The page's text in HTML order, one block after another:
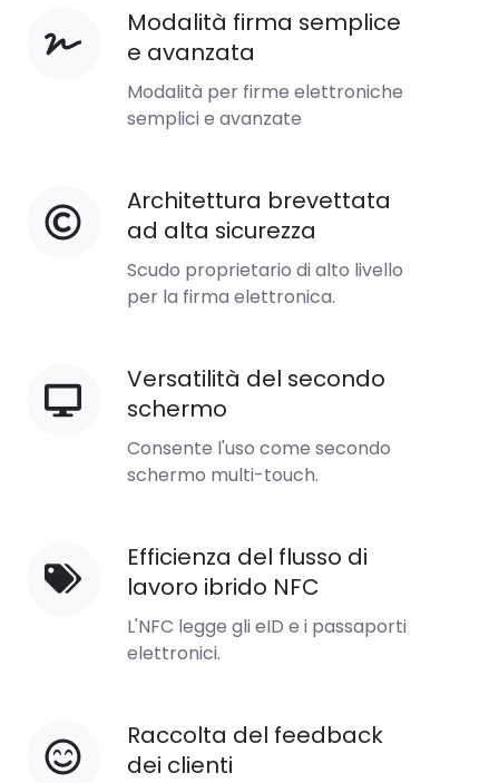
Modalità firma semplice
e avanzata
Modalità per firme elettroniche
semplici e avanzate
firma
Architettura brevettata
ad alta sicurezza
Scudo proprietario di alto livello
per la firma elettronica.
Architettura
brevettata
Versatilità del secondo
schermo
Consente l'uso come secondo
schermo multi-touch.
Versatilità
del
Efficienza del flusso di
lavoro ibrido NFC
L'NFC legge gli eID e i passaporti
elettronici.
Efficienza
del
NFC
Raccolta del feedback
dei clienti
Raccolta
del